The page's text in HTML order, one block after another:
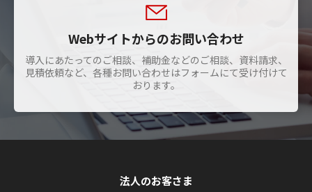
Webサイトからのお問い合わせ
導入にあたってのご相談、補助金などのご相談、資料請求、
見積依頼など、各種お問い合わせはフォームにて受け付けて
おります。
法人のお客さま